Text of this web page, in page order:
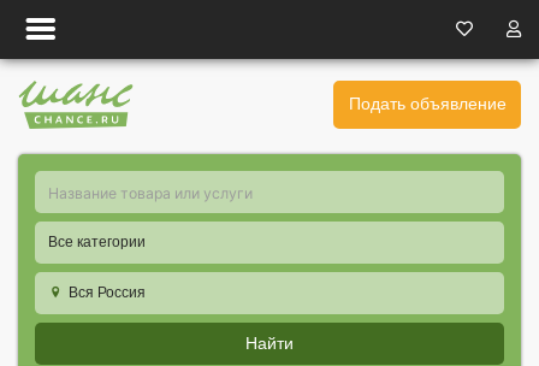
Подать объявление
Все категории
Вся Россия
Найти